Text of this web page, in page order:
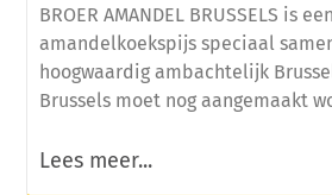
BROER AMANDEL BRUSSELS is een
amandelkoekspijs speciaal
hoogwaardig ambachtelijk
Brussels moet nog aangemaakt
Lees meer...